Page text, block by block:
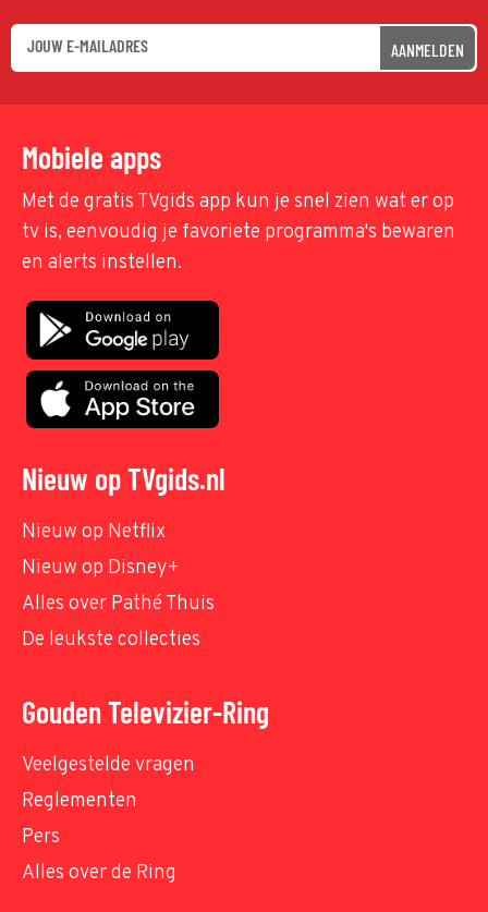
AANMELDEN
Mobiele apps
Met de gratis TVgids app kun je snel zien wat er op
tv is, eenvoudig je favoriete programma's bewaren
en alerts instellen.
Nieuw op TVgids.nl
Nieuw op Netflix
Nieuw op Disney+
Alles over Pathé Thuis
De leukste collecties
Gouden Televizier-Ring
Veelgestelde vragen
Reglementen
Pers
Alles over de Ring